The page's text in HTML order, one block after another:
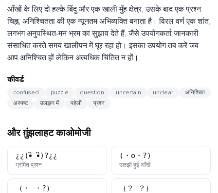
आँखों के लिए दो हल्के बिंदु और एक खाली मुँह क्षेत्र, उसके बाद एक प्रश्न
चिह्न, अनिश्चितता की एक न्यूनतम अभिव्यक्ति बनाता है। विरल वर्ण एक शांत,
लगभग अनुपस्थित-मन भ्रम का सुझाव देते हैं, जैसे उपयोगकर्ता जानकारी
संसाधित करते समय खालीपन में घूर रहा हो। इसका उपयोग तब करें जब
आप अनिश्चित हों लेकिन अत्यधिक चिंतित न हों।
कीवर्ड
confused puzzle question uncertain unclear
अनिश्चित
अस्पष्ट
उलझन में पहेली प्रश्न
और ग़ुंझलाहट काओमोजी
¿¿(•ิ_•ิ)?¿¿
भ्रमित प्रश्नकाओमोजी
(・o・?)
उलझी हुई आँखेंकाओमोजी
（・_・?） （？_？）